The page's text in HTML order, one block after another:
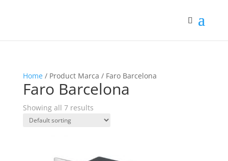
Home/ Product Marca / Faro Barcelona
Faro Barcelona
Showing all 7 results